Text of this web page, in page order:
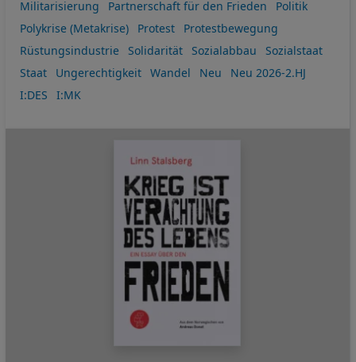
Militarisierung
Partnerschaft für den Frieden
Politik
Polykrise (Metakrise)
Protest
Protestbewegung
Rüstungsindustrie
Solidarität Sozialabbau
Sozialstaat
Staat
Ungerechtigkeit Wandel Neu
Neu 2026-2.HJ
I:DES
I:MK